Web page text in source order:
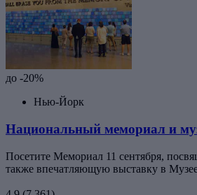
до -20%
Нью-Йорк
Национальный мемориал и
Посетите Мемориал 11 сентября,
также впечатляющую выставку в